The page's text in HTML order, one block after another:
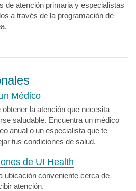
de atención primaria y especialistas
a través de la programación de
Médico
obtener la atención que necesita
saludable. Encuentra un médico
anual o un especialista que te
tus condiciones de salud.
de UI Health
ubicación conveniente cerca de
atención.